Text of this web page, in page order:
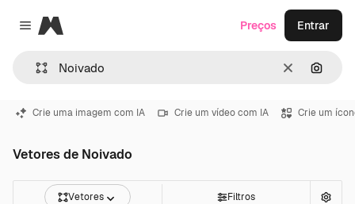
Close menu
Magnific
Limpar
Preços Entrar
Crie uma imagem com IA Crie um vídeo com IA Crie um
Vetores de Noivado
Vetores Filtros